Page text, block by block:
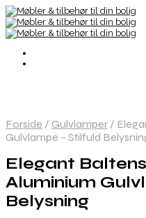
Forside / Gulvlamper /
Gulvlampe – Stilfuld
Elegant
Aluminium
Belysning